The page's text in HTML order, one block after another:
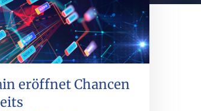
eröffnet Chancen